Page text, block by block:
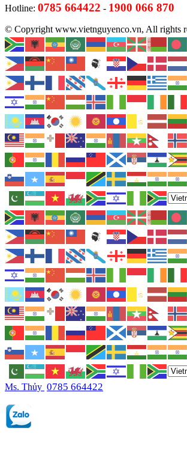
Hotline: 0785 664422 - 1900 066 870
© Copyright www.vietnguyenco.vn, All rights
Ms. Thủy 0785 664422